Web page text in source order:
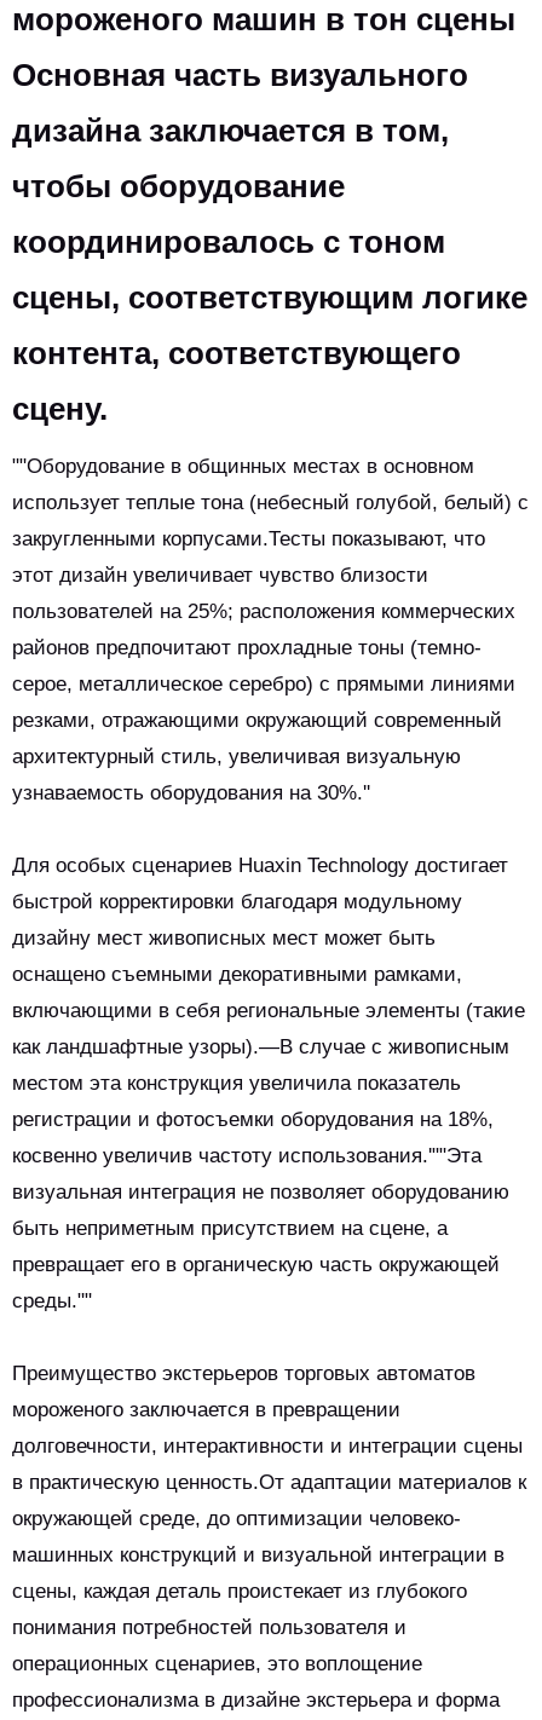
мороженого машин в тон сцены
Основная часть визуального
дизайна заключается в том,
чтобы оборудование
координировалось с тоном
сцены, соответствующим логике
контента, соответствующего
сцену.
""Оборудование в общинных местах в основном
использует теплые тона (небесный голубой, белый) с
закругленными корпусами.Тесты показывают, что
этот дизайн увеличивает чувство близости
пользователей на 25%; расположения коммерческих
районов предпочитают прохладные тоны (темно-
серое, металлическое серебро) с прямыми линиями
резками, отражающими окружающий современный
архитектурный стиль, увеличивая визуальную
узнаваемость оборудования на 30%.''
Для особых сценариев Huaxin Technology достигает
быстрой корректировки благодаря модульному
дизайну мест живописных мест может быть
оснащено съемными декоративными рамками,
включающими в себя региональные элементы (такие
как ландшафтные узоры).—В случае с живописным
местом эта конструкция увеличила показатель
регистрации и фотосъемки оборудования на 18%,
косвенно увеличив частоту использования.'""Эта
визуальная интеграция не позволяет оборудованию
быть неприметным присутствием на сцене, а
превращает его в органическую часть окружающей
среды.""
Преимущество экстерьеров торговых автоматов
мороженого заключается в превращении
долговечности, интерактивности и интеграции сцены
в практическую ценность.От адаптации материалов к
окружающей среде, до оптимизации человеко-
машинных конструкций и визуальной интеграции в
сцены, каждая деталь проистекает из глубокого
понимания потребностей пользователя и
операционных сценариев, это воплощение
профессионализма в дизайне экстерьера и форма